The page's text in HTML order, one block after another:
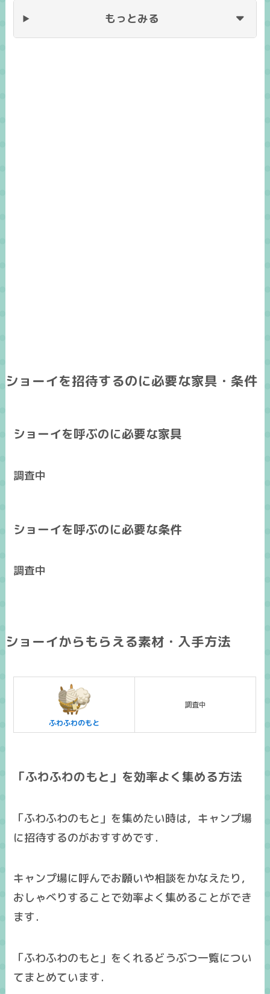
もっとみる
ショーイを招待するのに必要な家具・条件
ショーイを呼ぶのに必要な家具
調査中
ショーイを呼ぶのに必要な条件
調査中
ショーイからもらえる素材・入手方法
ふわふわのもと
調査中
「ふわふわのもと」を効率よく集める方法
「ふわふわのもと」を集めたい時は，キャンプ場
に招待するのがおすすめです．
キャンプ場に呼んでお願いや相談をかなえたり，
おしゃべりすることで効率よく集めることができ
ます．
「ふわふわのもと」をくれるどうぶつ一覧につい
てまとめています．